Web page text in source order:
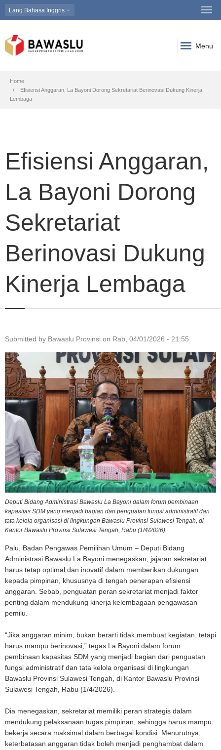
Lang Bahasa Inggris
Menu
Breadcrumb
Home
Efisiensi Anggaran, La Bayoni Dorong Sekretariat Berinovasi Dukung Kinerja
Lembaga
Efisiensi Anggaran,
La Bayoni Dorong
Sekretariat
Berinovasi Dukung
Kinerja Lembaga
Submitted by Bawaslu Provinsi on Rab, 04/01/2026 - 21:55
Deputi Bidang Administrasi Bawaslu La Bayoni dalam forum pembinaan
kapasitas SDM yang menjadi bagian dari penguatan fungsi administratif dan
tata kelola organisasi di lingkungan Bawaslu Provinsi Sulawesi Tengah, di
Kantor Bawaslu Provinsi Sulawesi Tengah, Rabu (1/4/2026).
Palu, Badan Pengawas Pemilihan Umum – Deputi Bidang
Administrasi Bawaslu La Bayoni menegaskan, jajaran sekretariat
harus tetap optimal dan inovatif dalam memberikan dukungan
kepada pimpinan, khususnya di tengah penerapan efisiensi
anggaran. Sebab, penguatan peran sekretariat menjadi faktor
penting dalam mendukung kinerja kelembagaan pengawasan
pemilu.
“Jika anggaran minim, bukan berarti tidak membuat kegiatan, tetapi
harus mampu berinovasi,” tegas La Bayoni dalam forum
pembinaan kapasitas SDM yang menjadi bagian dari penguatan
fungsi administratif dan tata kelola organisasi di lingkungan
Bawaslu Provinsi Sulawesi Tengah, di Kantor Bawaslu Provinsi
Sulawesi Tengah, Rabu (1/4/2026).
Dia menegaskan, sekretariat memiliki peran strategis dalam
mendukung pelaksanaan tugas pimpinan, sehingga harus mampu
bekerja secara maksimal dalam berbagai kondisi. Menurutnya,
keterbatasan anggaran tidak boleh menjadi penghambat dalam